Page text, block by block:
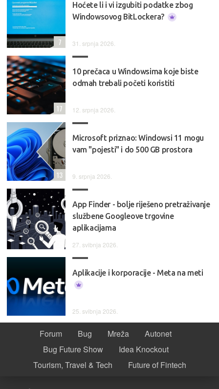
Hoćete li i vi izgubiti podatke zbog
Windowsovog BitLockera?
31. srpnja 2026.
7
10 prečaca u Windowsima koje biste
odmah trebali početi koristiti
12. srpnja 2026.
17
Microsoft priznao: Windowsi 11 mogu
vam "pojesti" i do 500 GB prostora
9. srpnja 2026.
13
App Finder - bolje riješeno pretraživanje
službene Googleove trgovine
aplikacijama
27. svibnja 2026.
Aplikacije i korporacije - Meta na meti
25. svibnja 2026.
Forum Bug Mreža
Autonet
Bug Future Show
Idea Knockout
Tourism, Travel & Tech
Future of Fintech